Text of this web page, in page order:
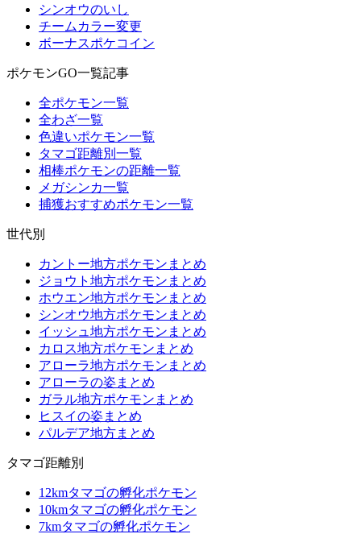
シンオウのいし
チームカラー変更
ボーナスポケコイン
ポケモンGO一覧記事
全ポケモン一覧
全わざ一覧
色違いポケモン一覧
タマゴ距離別一覧
相棒ポケモンの距離一覧
メガシンカ一覧
捕獲おすすめポケモン一覧
世代別
カントー地方ポケモンまとめ
ジョウト地方ポケモンまとめ
ホウエン地方ポケモンまとめ
シンオウ地方ポケモンまとめ
イッシュ地方ポケモンまとめ
カロス地方ポケモンまとめ
アローラ地方ポケモンまとめ
アローラの姿まとめ
ガラル地方ポケモンまとめ
ヒスイの姿まとめ
パルデア地方まとめ
タマゴ距離別
12kmタマゴの孵化ポケモン
10kmタマゴの孵化ポケモン
7kmタマゴの孵化ポケモン